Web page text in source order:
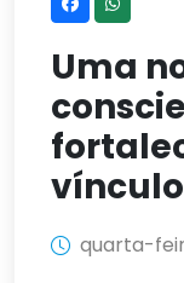
Uma
quarta-